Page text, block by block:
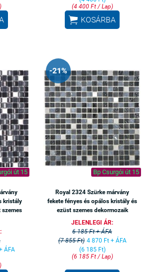
(4 400 Ft / Lap)
 KOSÁRBA
út 15
kristály
szemes
ÁFA
-21%
Bp Csurgói út 15
Royal 2324 Szürke márvány
fekete fényes és opálos kristály és
ezüst szemes dekormozaik
JELENLEGI ÁR:
6 185 Ft + ÁFA
(7 855 Ft) 4 870 Ft + ÁFA
(6 185 Ft)
(6 185 Ft / Lap)